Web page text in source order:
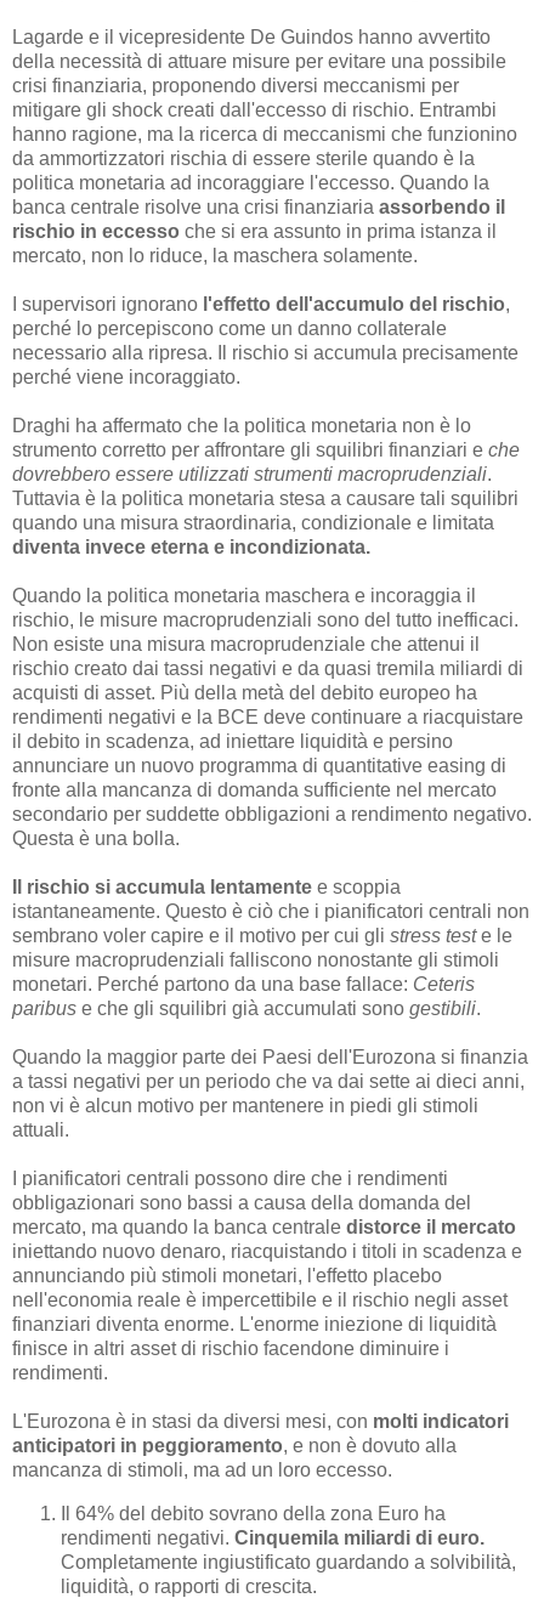
Lagarde e il vicepresidente De Guindos hanno avvertito
della necessità di attuare misure per evitare una possibile
crisi finanziaria, proponendo diversi meccanismi per
mitigare gli shock creati dall'eccesso di rischio. Entrambi
hanno ragione, ma la ricerca di meccanismi che funzionino
da ammortizzatori rischia di essere sterile quando è la
politica monetaria ad incoraggiare l'eccesso. Quando la
banca centrale risolve una crisi finanziaria assorbendo il
rischio in eccesso che si era assunto in prima istanza il
mercato, non lo riduce, la maschera solamente.
I supervisori ignorano l'effetto dell'accumulo del rischio,
perché lo percepiscono come un danno collaterale
necessario alla ripresa. Il rischio si accumula precisamente
perché viene incoraggiato.
Draghi ha affermato che la politica monetaria non è lo
strumento corretto per affrontare gli squilibri finanziari e che
dovrebbero essere utilizzati strumenti macroprudenziali.
Tuttavia è la politica monetaria stesa a causare tali squilibri
quando una misura straordinaria, condizionale e limitata
diventa invece eterna e incondizionata.
Quando la politica monetaria maschera e incoraggia il
rischio, le misure macroprudenziali sono del tutto inefficaci.
Non esiste una misura macroprudenziale che attenui il
rischio creato dai tassi negativi e da quasi tremila miliardi di
acquisti di asset. Più della metà del debito europeo ha
rendimenti negativi e la BCE deve continuare a riacquistare
il debito in scadenza, ad iniettare liquidità e persino
annunciare un nuovo programma di quantitative easing di
fronte alla mancanza di domanda sufficiente nel mercato
secondario per suddette obbligazioni a rendimento negativo.
Questa è una bolla.
Il rischio si accumula lentamente e scoppia
istantaneamente. Questo è ciò che i pianificatori centrali non
sembrano voler capire e il motivo per cui gli stress teste le
misure macroprudenziali falliscono nonostante gli stimoli
monetari. Perché partono da una base fallace: Ceteris
paribus e che gli squilibri già accumulati sono gestibili.
Quando la maggior parte dei Paesi dell'Eurozona si finanzia
a tassi negativi per un periodo che va dai sette ai dieci anni,
non vi è alcun motivo per mantenere in piedi gli stimoli
attuali.
I pianificatori centrali possono dire che i rendimenti
obbligazionari sono bassi a causa della domanda del
mercato, ma quando la banca centrale distorce il mercato
iniettando nuovo denaro, riacquistando i titoli in scadenza e
annunciando più stimoli monetari, l'effetto placebo
nell'economia reale è impercettibile e il rischio negli asset
finanziari diventa enorme. L'enorme iniezione di liquidità
finisce in altri asset di rischio facendone diminuire i
rendimenti.
L'Eurozona è in stasi da diversi mesi, con molti indicatori
anticipatori in peggioramento, e non è dovuto alla
mancanza di stimoli, ma ad un loro eccesso.
Il 64% del debito sovrano della zona Euro ha
rendimenti negativi. Cinquemila miliardi di euro.
Completamente ingiustificato guardando a solvibilità,
liquidità, o rapporti di crescita.